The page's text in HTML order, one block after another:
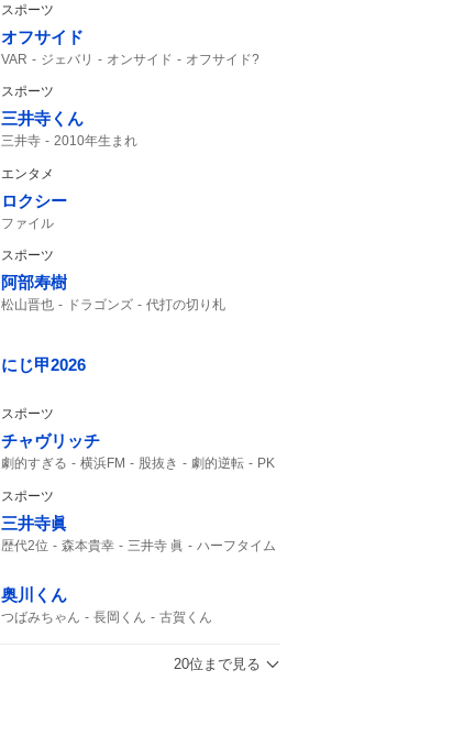
スポーツ
オフサイド
VAR ジェバリ オンサイド
オフサイド?
スポーツ
三井寺くん
三井寺 2010年生まれ
エンタメ
ロクシー
ファイル
スポーツ
阿部寿樹
松山晋也 ドラゴンズ
代打の切り札
にじ甲2026
スポーツ
チャヴリッチ
劇的すぎる 横浜FM 股抜き 劇的逆転
PK
スポーツ
三井寺眞
歴代2位 森本貴幸 三井寺 眞
ハーフタイム
奥川くん
つばみちゃん 長岡くん
古賀くん
20位まで見る